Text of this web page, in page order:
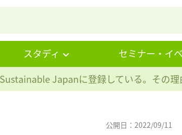
スタディ セミナー・イ
Japanに登録している。その理
公開日：2022/09/11